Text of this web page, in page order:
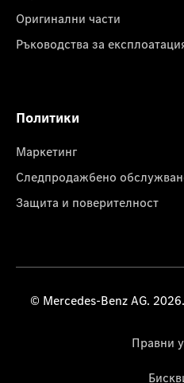
Оригинални части
Ръководства за
Политики
Маркетинг
Следпродажбено
Защита и поверителност
© Mercedes-Benz AG.
Правни